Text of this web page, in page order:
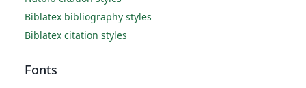
Biblatex bibliography styles
Biblatex citation styles
Fonts